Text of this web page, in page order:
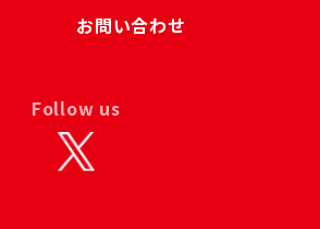
お問い合わせ
Follow us